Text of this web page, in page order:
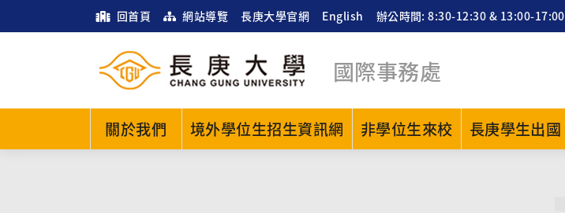
回首頁 網站導覽 長庚大學官網 English 辦公時間: 8:30-12:30 & 13:00-17:00
國際事務處
關於我們 境外學位生招生資訊網 非學位生來校 長庚學生出國